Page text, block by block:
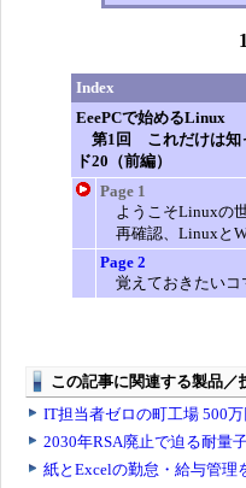
Index
EeePCで始めるLinux
第1回 これだけは知
ド20（前編）
Page 1
ようこそLinuxの
再確認、Linuxと
Page 2
覚えておきたいコ